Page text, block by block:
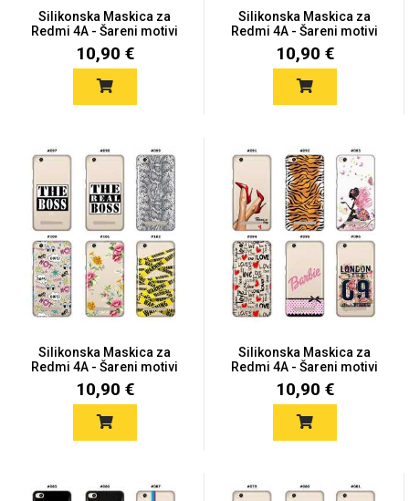
Silikonska Maskica za
Redmi 4A - Šareni motivi
10,90 €
Silikonska Maskica za
Redmi 4A - Šareni motivi
10,90 €
Silikonska Maskica za
Redmi 4A - Šareni motivi
10,90 €
Silikonska Maskica za
Redmi 4A - Šareni motivi
10,90 €
Svijet životinja Auto - Moto motivi
Mandale / Cvjetni